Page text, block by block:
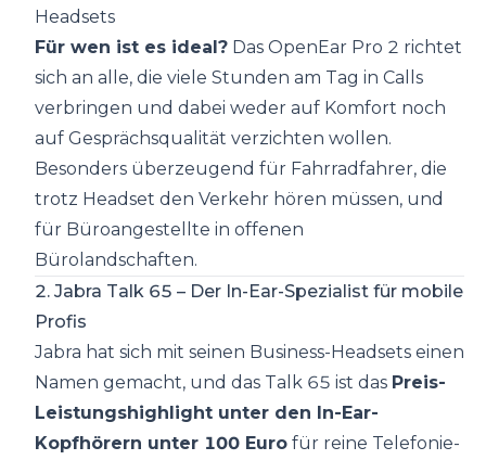
Headsets
Für wen ist es ideal? Das OpenEar Pro 2 richtet
sich an alle, die viele Stunden am Tag in Calls
verbringen und dabei weder auf Komfort noch
auf Gesprächsqualität verzichten wollen.
Besonders überzeugend für Fahrradfahrer, die
trotz Headset den Verkehr hören müssen, und
für Büroangestellte in offenen
Bürolandschaften.
2. Jabra Talk 65 – Der In-Ear-Spezialist für mobile
Profis
Jabra hat sich mit seinen Business-Headsets einen
Namen gemacht, und das Talk 65 ist das Preis-
Leistungshighlight unter den In-Ear-
Kopfhörern unter 100 Euro für reine Telefonie-